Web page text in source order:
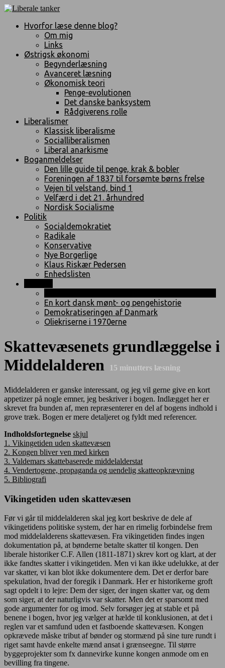
Hvorfor læse denne blog?
Om mig
Links
Østrigsk økonomi
Begynderlæsning
Avanceret læsning
Økonomisk teori
Penge-evolutionen
Det danske banksystem
Rådgiverens rolle
Liberalismer
Klassisk liberalisme
Socialliberalismen
Liberal anarkisme
Boganmeldelser
Den lille guide til penge, krak & bobler
Foreningen af 1837 til forsømte børns frelse
Vejen til velstand, bind 1
Velfærd i det 21. århundred
Nordisk Socialisme
Politik
Socialdemokratiet
Radikale
Konservative
Nye Borgerlige
Klaus Riskær Pedersen
Enhedslisten
En kort dansk mønt- og pengehistorie
Demokratiseringen af Danmark
Oliekriserne i 1970erne
Skattevæsenets grundlæggelse i
Middelalderen
15 minutters læsning
Middelalderen er ganske interessant, og jeg vil gerne give en kort
appetizer på nogle emner, jeg beskriver i bogen. Indlægget her er
skrevet fra bunden af, men repræsenterer en del af bogens indhold i
grove træk. Bogen er mere detaljeret og fyldt med referencer.
Indholdsfortegnelse skjul
1. Vikingetiden uden skattevæsen
2. Kongen bliver ven med kirken
3. Valdemars skattebaserede middelalderstat
4. Vendertogene, propaganda og uendelig skatteopkrævning
5. Bibliografi
Vikingetiden uden skattevæsen
Før vi går til middelalderen skal jeg kort beskrive de dele af
vikingetidens politiske system, der har en rimelig forbindelse frem
mod middelalderens skattevæsen. Fra vikingetiden findes ingen
dokumentation på, at bønderne betalte skatter til kongen. Den
liberale historiker C.F. Allen (1811-1871) skrev kort og klart, at der
ikke fandtes skatter i vikingetiden. Men vi kan ikke udelukke, at der
var skatter, vi kan blot ikke dokumentere dem. Det er derfor bare
spekulation, hvad der foregik i Danmark. Her er historikerne groft
sagt opdelt i to lejre: Dem der siger, der ingen skatter var, og dem
som siger, at der naturligvis var skatter. Men det er sparsomt med
gode argumenter for og imod. Selv forsøger jeg at stable et på
benene i bogen, hvor jeg vælger at hælde til konklusionen, at det i
reglen var et samfund uden et fastboende skattevæsen. Kongen
opkrævede måske tribut af bønder og stormænd på sine ture rundt i
riget samt havde enkelte mænd ansat i grænseegne. Til større
byggeprojekter som fx dannevirke kunne kongen anmode om en
bevilling fra tingene.